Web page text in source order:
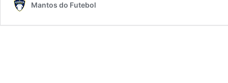
Mantos do Futebol